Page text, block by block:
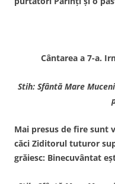
Cântarea a 7-a.
Stih: Sfântă Mare
Mai presus de fire sunt
căci Ziditorul tuturor
grăiesc: Binecuvântat